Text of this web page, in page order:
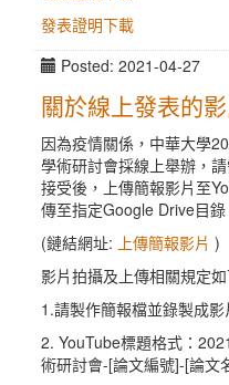
發表證明下載
Posted: 2021-04-27
關於線上發表的
因為疫情關係，中華大學
學術研討會採線上舉辦，
接受後，上傳簡報影片至
傳至指定Google Drive目錄
(鏈結網址: 上傳簡報影片 )
影片拍攝及上傳相關規定如
1.請製作簡報檔並錄製成
2. YouTube標題格式：
術研討會-[論文編號]-[論文